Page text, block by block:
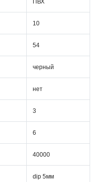
ПВХ
10
54
черный
нет
3
6
40000
dip 5мм